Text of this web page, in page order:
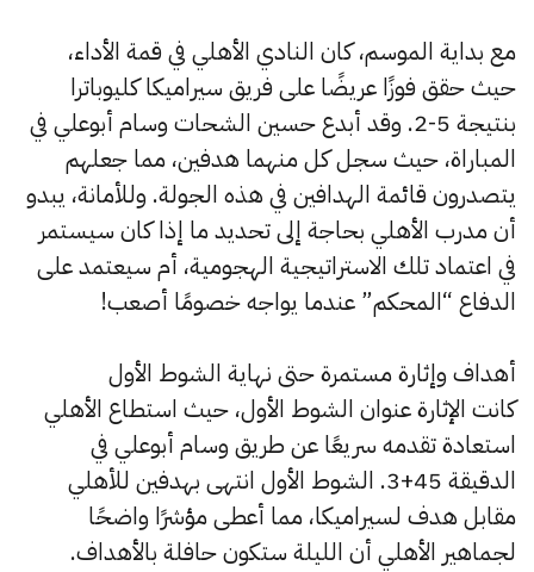
مع بداية الموسم، كان النادي الأهلي في قمة الأداء،
حيث حقق فوزًا عريضًا على فريق سيراميكا كليوباترا
بنتيجة 5-2. وقد أبدع حسين الشحات وسام أبوعلي في
المباراة، حيث سجل كل منهما هدفين، مما جعلهم
يتصدرون قائمة الهدافين في هذه الجولة. وللأمانة، يبدو
أن مدرب الأهلي بحاجة إلى تحديد ما إذا كان سيستمر
في اعتماد تلك الاستراتيجية الهجومية، أم سيعتمد على
الدفاع “المحكم” عندما يواجه خصومًا أصعب!
أهداف وإثارة مستمرة حتى نهاية الشوط الأول
كانت الإثارة عنوان الشوط الأول، حيث استطاع الأهلي
استعادة تقدمه سريعًا عن طريق وسام أبوعلي في
الدقيقة 45+3. الشوط الأول انتهى بهدفين للأهلي
مقابل هدف لسيراميكا، مما أعطى مؤشرًا واضحًا
لجماهير الأهلي أن الليلة ستكون حافلة بالأهداف.